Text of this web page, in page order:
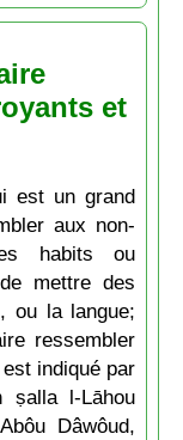
et
est un grand
aux non-
habits ou
mettre des
ou la langue;
ressembler
indiqué par
ṣalla l-Lāhou
Dâwôud,